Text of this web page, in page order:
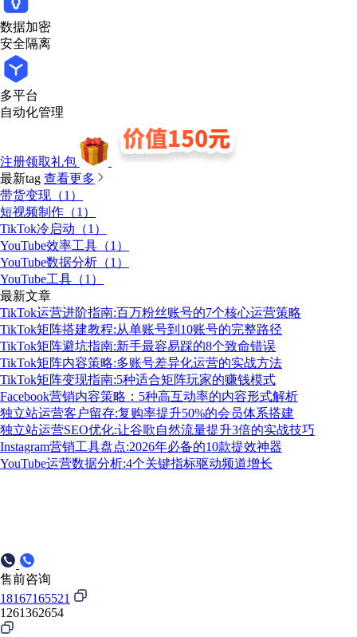
数据加密
安全隔离
多平台
自动化管理
注册领取礼包
最新tag 查看更多
带货变现（1）
短视频制作（1）
TikTok冷启动（1）
YouTube效率工具（1）
YouTube数据分析（1）
YouTube工具（1）
最新文章
TikTok运营进阶指南:百万粉丝账号的7个核心运营策略
TikTok矩阵搭建教程:从单账号到10账号的完整路径
TikTok矩阵避坑指南:新手最容易踩的8个致命错误
TikTok矩阵内容策略:多账号差异化运营的实战方法
TikTok矩阵变现指南:5种适合矩阵玩家的赚钱模式
Facebook营销内容策略：5种高互动率的内容形式解析
独立站运营客户留存:复购率提升50%的会员体系搭建
独立站运营SEO优化:让谷歌自然流量提升3倍的实战技巧
Instagram营销工具盘点:2026年必备的10款提效神器
YouTube运营数据分析:4个关键指标驱动频道增长
售前咨询
18167165521
1261362654